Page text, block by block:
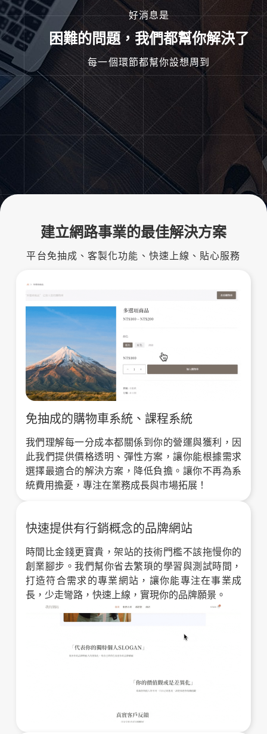
好消息是
困難的問題，我們都幫你解決了
每一個環節都幫你設想周到
建立網路事業的最佳解決方案
平台免抽成、客製化功能、快速上線、貼心服務
免抽成的購物車系統、課程系統
我們理解每一分成本都關係到你的營運與獲利，因
此我們提供價格透明、彈性方案，讓你能根據需求
選擇最適合的解決方案，降低負擔。讓你不再為系
統費用擔憂，專注在業務成長與市場拓展！
快速提供有行銷概念的品牌網站
時間比金錢更寶貴，架站的技術門檻不該拖慢你的
創業腳步。我們幫你省去繁瑣的學習與測試時間，
打造符合需求的專業網站，讓你能專注在事業成
長，少走彎路，快速上線，實現你的品牌願景。